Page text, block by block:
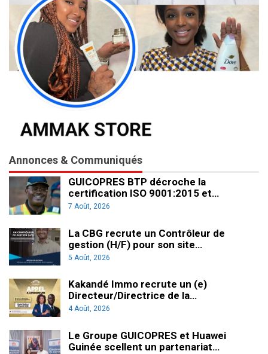
Annonces & Communiqués
GUICOPRES BTP décroche la
certification ISO 9001:2015 et…
7 Août, 2026
La CBG recrute un Contrôleur de
gestion (H/F) pour son site…
5 Août, 2026
Kakandé Immo recrute un (e)
Directeur/Directrice de la…
4 Août, 2026
Le Groupe GUICOPRES et Huawei
Guinée scellent un partenariat…